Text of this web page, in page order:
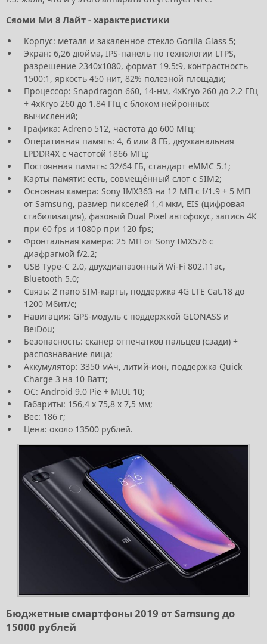
Сяоми Ми 8 Лайт - характеристики
Корпус: металл и закаленное стекло Gorilla Glass 5;
Экран: 6,26 дюйма, IPS-панель по технологии LTPS,
разрешение 2340х1080, формат 19.5:9, контрастность
1500:1, яркость 450 нит, 82% полезной площади;
Процессор: Snapdragon 660, 14-нм, 4хKryo 260 до 2.2 ГГц
+ 4хKryo 260 до 1.84 ГГц с блоком нейронных
вычислений;
Графика: Adreno 512, частота до 600 МГц;
Оперативная память: 4, 6 или 8 ГБ, двухканальная
LPDDR4X с частотой 1866 МГц;
Постоянная память: 32/64 ГБ, стандарт eMMC 5.1;
Карты памяти: есть, совмещённый слот с SIM2;
Основная камера: Sony IMX363 на 12 МП с f/1.9 + 5 МП
от Samsung, размер пикселей 1,4 мкм, EIS (цифровая
стабилизация), фазовый Dual Pixel автофокус, запись 4К
при 60 fps и 1080р при 120 fps;
Фронтальная камера: 25 МП от Sony IMX576 с
диафрагмой f/2.2;
USB Type-C 2.0, двухдиапазонный Wi-Fi 802.11ac,
Bluetooth 5.0;
Связь: 2 nano SIM-карты, поддержка 4G LTE Cat.18 до
1200 Мбит/с;
Навигация: GPS-модуль с поддержкой GLONASS и
BeiDou;
Безопасность: сканер отпечатков пальцев (сзади) +
распознавание лица;
Аккумулятор: 3350 мАч, литий-ион, поддержка Quick
Charge 3 на 10 Ватт;
ОС: Android 9.0 Pie + MIUI 10;
Габариты: 156,4 x 75,8 x 7,5 мм;
Вес: 186 г;
Цена: около 13500 рублей.
Бюджетные смартфоны 2019 от Samsung до
15000 рублей